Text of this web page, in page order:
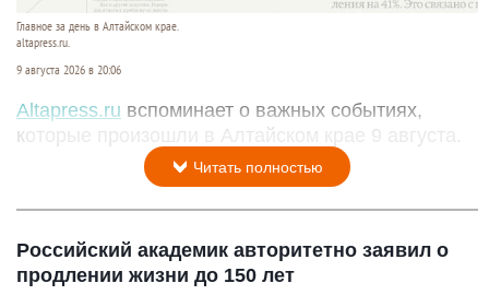
Главное за день в Алтайском крае.
altapress.ru.
9 августа 2026 в 20:06
Altapress.ru вспоминает о важных событиях,
которые произошли в Алтайском крае 9 августа.
Читать полностью
Российский академик авторитетно заявил о
продлении жизни до 150 лет